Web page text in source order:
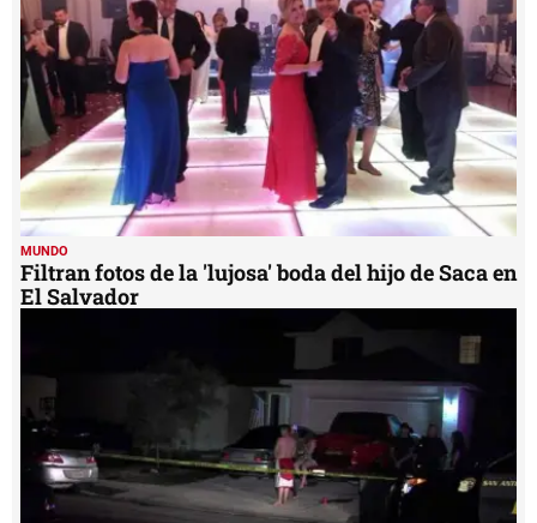
MUNDO
Filtran fotos de la 'lujosa' boda del hijo de Saca en
El Salvador